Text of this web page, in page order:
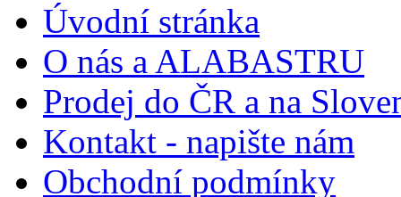
Úvodní stránka
O nás a ALABASTRU
Prodej do ČR a na
Kontakt - napište nám
Obchodní podmínky